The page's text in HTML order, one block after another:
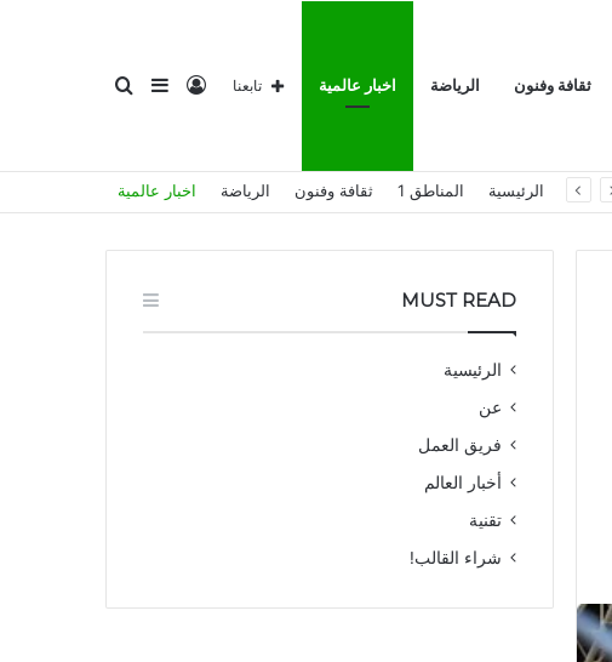
ثقافة وفنون الرياضة اخبار عالمية
عن
إضافة
عمود
تسجيل
الدخول
تابعنا
الرئيسية المناطق 1 ثقافة وفنون الرياضة اخبار عالمية
MUST READ
الرئيسية
عن
فريق العمل
أخبار العالم
تقنية
شراء القالب!